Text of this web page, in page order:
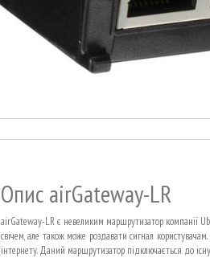
Опис airGateway-LR
airGateway-LR є невеликим маршрутизатор компанії
свічем, але також може роздавати сигнал
інтернету. Даний маршрутизатор підключається до